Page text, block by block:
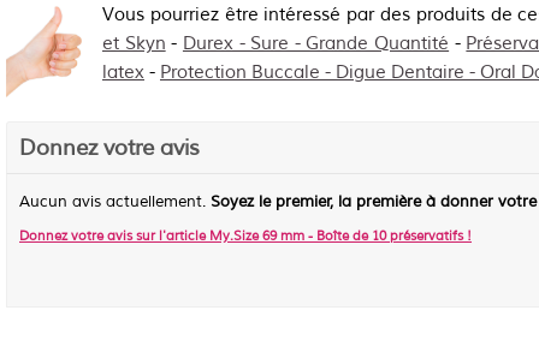
Vous pourriez être intéressé par des produits de
et Skyn - Durex - Sure - Grande Quantité -
latex - Protection Buccale - Digue Dentaire - Oral
Donnez votre avis
Aucun avis actuellement. Soyez le premier, la première à donner
Donnez votre avis sur l'article My.Size 69 mm - Boîte de 10 préservatifs!